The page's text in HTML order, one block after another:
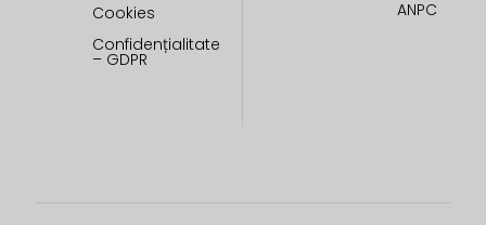
Cookies
Confidențialitate
– GDPR
ANPC